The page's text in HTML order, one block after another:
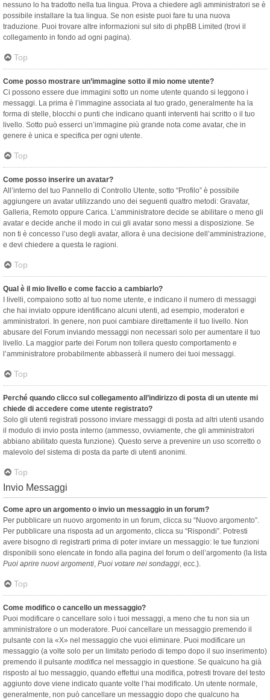
nessuno lo ha tradotto nella tua lingua. Prova a chiedere agli amministratori se è
possibile installare la tua lingua. Se non esiste puoi fare tu una nuova
traduzione. Puoi trovare altre informazioni sul sito di phpBB Limited (trovi il
collegamento in fondo ad ogni pagina).
Top
Come posso mostrare un’immagine sotto il mio nome utente?
Ci possono essere due immagini sotto un nome utente quando si leggono i
messaggi. La prima è l’immagine associata al tuo grado, generalmente ha la
forma di stelle, blocchi o punti che indicano quanti interventi hai scritto o il tuo
livello. Sotto può esserci un’immagine più grande nota come avatar, che in
genere è unica e specifica per ogni utente.
Top
Come posso inserire un avatar?
All’interno del tuo Pannello di Controllo Utente, sotto “Profilo” è possibile
aggiungere un avatar utilizzando uno dei seguenti quattro metodi: Gravatar,
Galleria, Remoto oppure Carica. L’amministratore decide se abilitare o meno gli
avatar e decide anche il modo in cui gli avatar sono messi a disposizione. Se
non ti è concesso l’uso degli avatar, allora è una decisione dell’amministrazione,
e devi chiedere a questa le ragioni.
Top
Qual è il mio livello e come faccio a cambiarlo?
I livelli, compaiono sotto al tuo nome utente, e indicano il numero di messaggi
che hai inviato oppure identificano alcuni utenti, ad esempio, moderatori e
amministratori. In genere, non puoi cambiare direttamente il tuo livello. Non
abusare del Forum inviando messaggi non necessari solo per aumentare il tuo
livello. La maggior parte dei Forum non tollera questo comportamento e
l’amministratore probabilmente abbasserà il numero dei tuoi messaggi.
Top
Perché quando clicco sul collegamento all’indirizzo di posta di un utente mi
chiede di accedere come utente registrato?
Solo gli utenti registrati possono inviare messaggi di posta ad altri utenti usando
il modulo di invio posta interno (ammesso, ovviamente, che gli amministratori
abbiano abilitato questa funzione). Questo serve a prevenire un uso scorretto o
malevolo del sistema di posta da parte di utenti anonimi.
Top
Invio Messaggi
Come apro un argomento o invio un messaggio in un forum?
Per pubblicare un nuovo argomento in un forum, clicca su “Nuovo argomento”.
Per pubblicare una risposta ad un argomento, clicca su “Rispondi”. Potresti
avere bisogno di registrarti prima di poter inviare un messaggio: le tue funzioni
disponibili sono elencate in fondo alla pagina del forum o dell’argomento (la lista
Puoi aprire nuovi argomenti, Puoi votare nei sondaggi, ecc.).
Top
Come modifico o cancello un messaggio?
Puoi modificare o cancellare solo i tuoi messaggi, a meno che tu non sia un
amministratore o un moderatore. Puoi cancellare un messaggio premendo il
pulsante con la «X» nel messaggio che vuoi eliminare. Puoi modificare un
messaggio (a volte solo per un limitato periodo di tempo dopo il suo inserimento)
premendo il pulsante modifica nel messaggio in questione. Se qualcuno ha già
risposto al tuo messaggio, quando effettui una modifica, potresti trovare del testo
aggiunto dove viene indicato quante volte l’hai modificato. Un utente normale,
generalmente, non può cancellare un messaggio dopo che qualcuno ha